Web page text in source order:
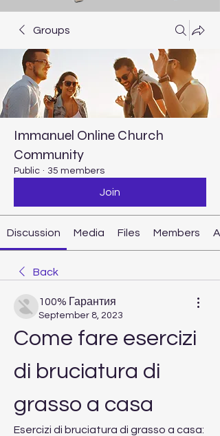
Groups
Immanuel Online Church
Community
Public · 35 members
Join
Discussion Media Files Members
Back
100% Гарантия
September 8, 2023
Come fare esercizi
di bruciatura di
grasso a casa
Esercizi di bruciatura di grasso a casa: